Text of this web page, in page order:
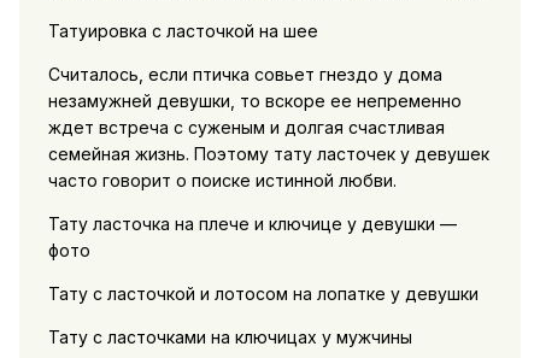
Татуировка с ласточкой на шее
Считалось, если птичка совьет гнездо у дома
незамужней девушки, то вскоре ее непременно
ждет встреча с суженым и долгая счастливая
семейная жизнь. Поэтому тату ласточек у девушек
часто говорит о поиске истинной любви.
Тату ласточка на плече и ключице у девушки —
фото
Тату с ласточкой и лотосом на лопатке у девушки
Тату с ласточками на ключицах у мужчины